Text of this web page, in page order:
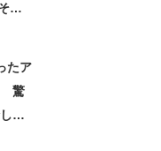
う
たア
驚